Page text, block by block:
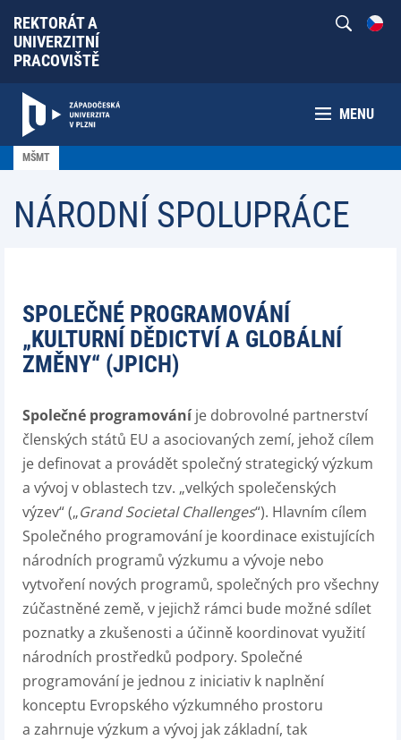
REKTORÁT A
UNIVERZITNÍ
PRACOVIŠTĚ
MENU
MŠMT
NÁRODNÍ SPOLUPRÁCE
SPOLEČNÉ PROGRAMOVÁNÍ
„KULTURNÍ DĚDICTVÍ A GLOBÁLNÍ
ZMĚNY“ (JPICH)
Společné programováníje dobrovolné partnerství
členských států EU a asociovaných zemí, jehož cílem
je definovat a provádět společný strategický výzkum
a vývoj v oblastech tzv. „velkých společenských
výzev“ („Grand Societal Challenges“). Hlavním cílem
Společného programování je koordinace existujících
národních programů výzkumu a vývoje nebo
vytvoření nových programů, společných pro všechny
zúčastněné země, v jejichž rámci bude možné sdílet
poznatky a zkušenosti a účinně koordinovat využití
národních prostředků podpory. Společné
programování je jednou z iniciativ k naplnění
konceptu Evropského výzkumného prostoru
a zahrnuje výzkum a vývoj jak základní, tak